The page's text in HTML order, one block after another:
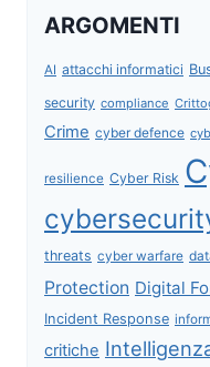
ARGOMENTI
AI attacchi informatici
security compliance
Crime cyber defence
resilience Cyber Risk
threats cyber warfare
Protection Digital
Incident Response
critiche